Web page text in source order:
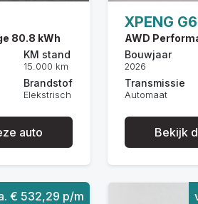
80.8 kWh
KM stand
15.000 km
Brandstof
Elekstrisch
auto
XPENG G6
AWD
Bouwjaar
2026
Transmissie
Automaat
Bekijk
€ 532,29 p/m